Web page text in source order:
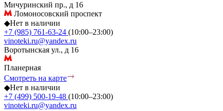
Мичуринский пр., д 16
Ломоносовский проспект
◆Нет в наличии
+7 (985) 761-63-24 (10:00–23:00)
vinoteki.ru@yandex.ru
Воротынская ул., д 16
Планерная
Смотреть на карте
◆Нет в наличии
+7 (499) 500-19-48 (10:00–23:00)
vinoteki.ru@yandex.ru